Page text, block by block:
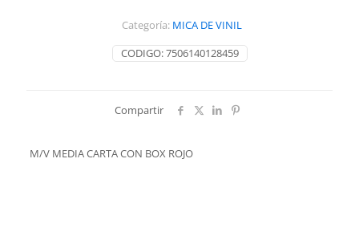
CODIGO:7506140128459
Categoría: MICA DE VINIL
Compartir
M/V MEDIA CARTA CON BOX ROJO